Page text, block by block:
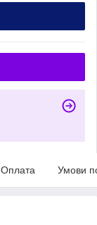
Оплата Умови